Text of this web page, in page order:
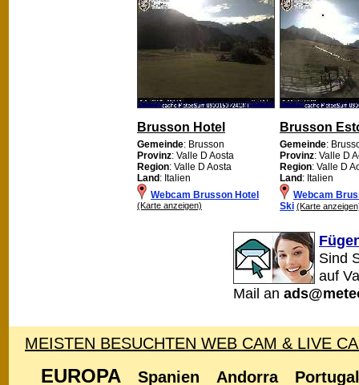
Brusson Hotel
Gemeinde: Brusson
Provinz: Valle D Aosta
Region: Valle D Aosta
Land: Italien
Webcam Brusson Hotel
(Karte anzeigen)
Brusson
Gemeinde:
Provinz: Valle D
Region: Valle D
Land: Italien
Webcam
Ski (Karte
Sind
auf
Mail an
MEISTEN BESUCHTEN WEB CAM & LIVE
EUROPA Spanien Andorra Portugal